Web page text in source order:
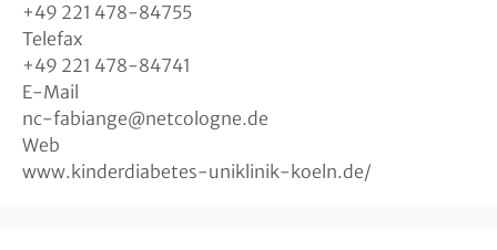
+49 221 478-84755
Telefax
+49 221 478-84741
E-Mail
nc-fabiange@netcologne.de
Web
www.kinderdiabetes-uniklinik-koeln.de/